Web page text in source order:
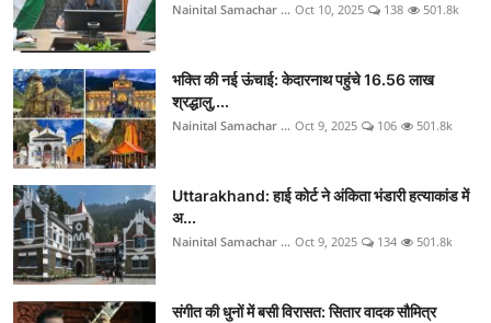
Nainital Samachar ... Oct 10, 2025 138 501.8k
भक्ति की नई ऊंचाई: केदारनाथ पहुंचे 16.56 लाख
श्रद्धालु,...
Nainital Samachar ... Oct 9, 2025 106 501.8k
Uttarakhand: हाई कोर्ट ने अंकिता भंडारी हत्याकांड में
अ...
Nainital Samachar ... Oct 9, 2025 134 501.8k
संगीत की धुनों में बसी विरासत: सितार वादक सौमित्र